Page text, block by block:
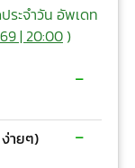
ะจำวัน อัพเดท
| 20:00)
-
ายๆ) -